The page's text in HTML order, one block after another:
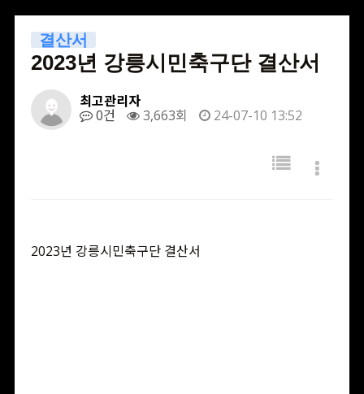
결산서
2023년 강릉시민축구단 결산서
최고관리자
0건
3,663회 24-07-10 13:52
2023년 강릉시민축구단 결산서